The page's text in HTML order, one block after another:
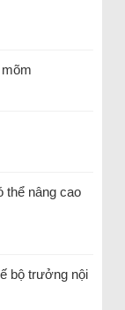
thể nâng cao
bộ trưởng nội